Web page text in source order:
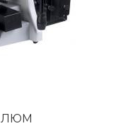
ЛЮМ